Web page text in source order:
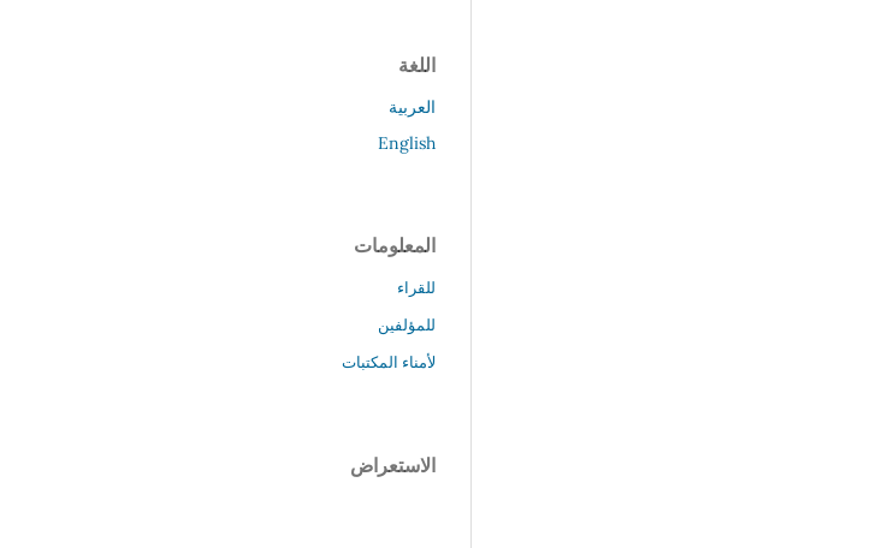
اللغة
العربية
English
المعلومات
للقراء
للمؤلفين
لأمناء المكتبات
الاستعراض